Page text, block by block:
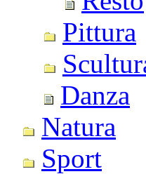
Pittura
Danza
Natura
Sport